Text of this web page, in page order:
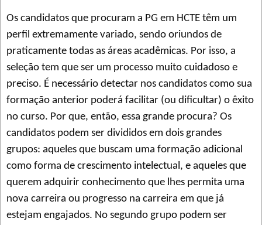
Os candidatos que procuram a PG em HCTE têm um
perfil extremamente variado, sendo oriundos de
praticamente todas as áreas acadêmicas. Por isso, a
seleção tem que ser um processo muito cuidadoso e
preciso. É necessário detectar nos candidatos como sua
formação anterior poderá facilitar (ou dificultar) o êxito
no curso. Por que, então, essa grande procura? Os
candidatos podem ser divididos em dois grandes
grupos: aqueles que buscam uma formação adicional
como forma de crescimento intelectual, e aqueles que
querem adquirir conhecimento que lhes permita uma
nova carreira ou progresso na carreira em que já
estejam engajados. No segundo grupo podem ser